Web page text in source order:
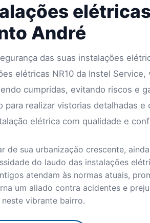
André
das suas instalações
elétricas NR10 da Instel
cumpridas, evitando riscos e
para realizar vistorias detalhadas
elétrica com qualidade e
de sua urbanização crescente,
do laudo das instalações
atendam às normas atuais,
um aliado contra acidentes e
vibrante bairro.